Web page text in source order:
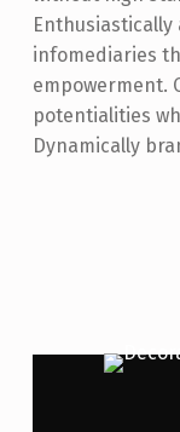
infomediaries
empowerment.
potentialities
Dynamically